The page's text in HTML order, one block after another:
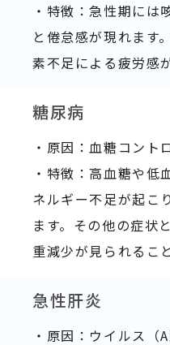
・特徴：急性期には
と倦怠感が現れます
素不足による疲労感
糖尿病
・原因：血糖コント
・特徴：高血糖や低
ネルギー不足が起こ
ます。その他の症状
重減少が見られるこ
急性肝炎
・原因：ウイルス（